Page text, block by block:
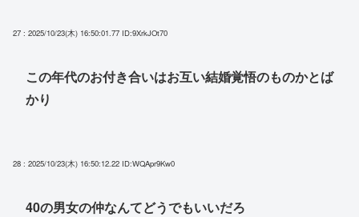
27 : 2025/10/23(木) 16:50:01.77 ID:9XrkJOt70
この年代のお付き合いはお互い結婚覚悟のものかとば
かり
28 : 2025/10/23(木) 16:50:12.22 ID:WQApr9Kw0
40の男女の仲なんてどうでもいいだろ